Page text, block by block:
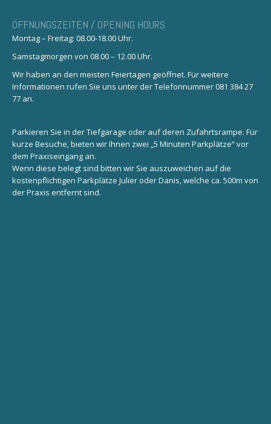
ÖFFNUNGSZEITEN / OPENING HOURS
Montag – Freitag: 08.00-18.00 Uhr.
Samstagmorgen von 08.00 – 12.00 Uhr.
Wir haben an den meisten Feiertagen geöffnet. Für weitere
Informationen rufen Sie uns unter der Telefonnummer 081 384 27
77 an.
Parkieren Sie in der Tiefgarage oder auf deren Zufahrtsrampe. Für
kurze Besuche, bieten wir Ihnen zwei „5 Minuten Parkplätze“ vor
dem Praxiseingang an.
Wenn diese belegt sind bitten wir Sie auszuweichen auf die
kostenpflichtigen Parkplätze Julier oder Danis, welche ca. 500m von
der Praxis entfernt sind.